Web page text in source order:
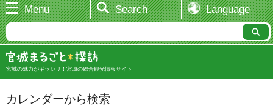
Menu Search Language
宮城の魅力がギッシリ！宮城の総合観光情報サイト
カレンダーから検索